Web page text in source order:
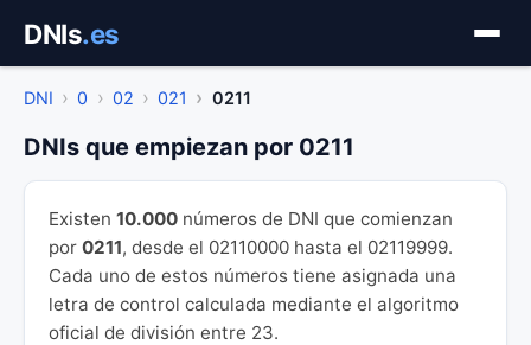
contenido
DNIs.es
DNI 0 02 021 0211
DNIs que empiezan por 0211
Existen 10.000 números de DNI que comienzan
por 0211, desde el 02110000 hasta el 02119999.
Cada uno de estos números tiene asignada una
letra de control calculada mediante el algoritmo
oficial de división entre 23.